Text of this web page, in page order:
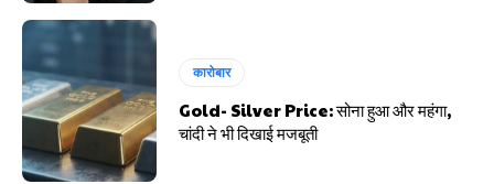
कारोबार
Gold- Silver Price: सोना हुआ और महंगा,
चांदी ने भी दिखाई मजबूती